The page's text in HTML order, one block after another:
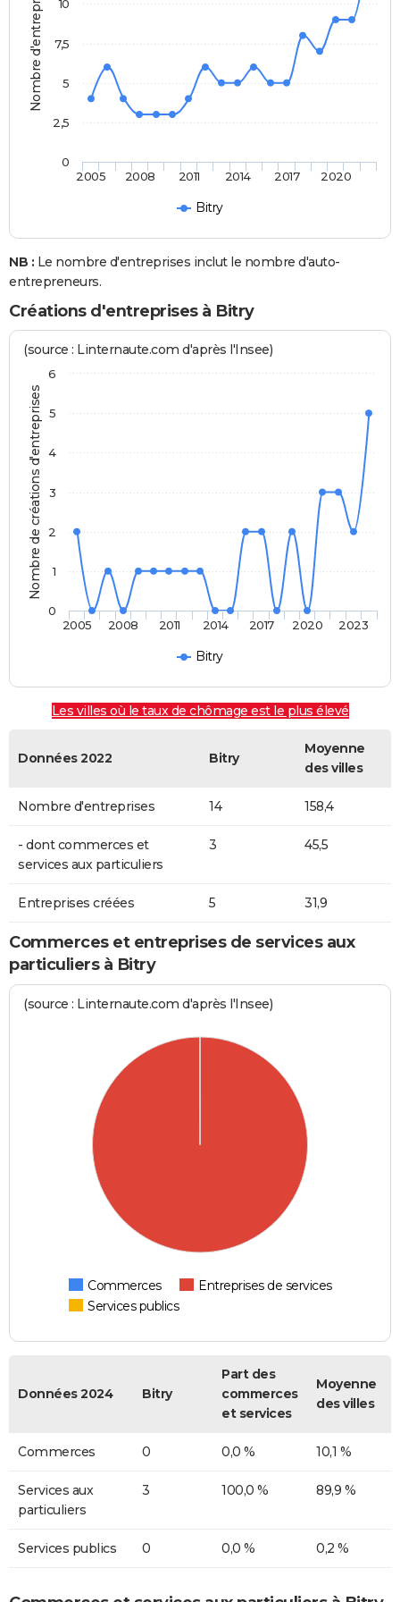
Nombre d'entreprises
Bitry
2005 2008 2011 2014 2017 2020
0
2,5
5
7,5
10
NB : Le nombre d'entreprises inclut le nombre d'auto-
entrepreneurs.
Créations d'entreprises à Bitry
Nombre de créations d'entreprises
(source : Linternaute.com d'après l'Insee)
Bitry
2005 2008 2011 2014 2017 2020 2023
0
1
2
3
4
5
6
Les villes où le taux de chômage est le plus élevé
Données 2022 Bitry
Moyenne
des villes
Nombre d'entreprises 14 158,4
- dont commerces et
services aux particuliers
3 45,5
Entreprises créées 5 31,9
Commerces et entreprises de services aux
particuliers à Bitry
(source : Linternaute.com d'après l'Insee)
Commerces
Entreprises de services
Services publics
Données 2024 Bitry
Part des
commerces
et services
Moyenne
des villes
Commerces 0 0,0 % 10,1 %
Services aux
particuliers
3 100,0 % 89,9 %
Services publics 0 0,0 % 0,2 %